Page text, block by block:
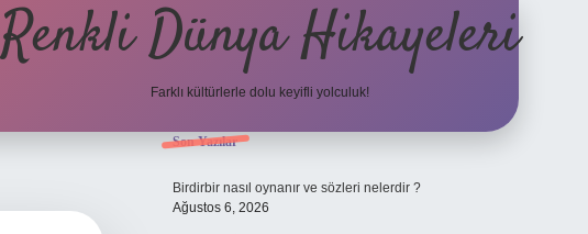
Renkli Dünya Hikayeleri
Farklı kültürlerle dolu keyifli yolculuk!
Sidebar
Son Yazılar
Birdirbir nasıl oynanır ve sözleri nelerdir ?
Ağustos 6, 2026